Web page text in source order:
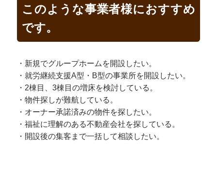
このような事業者様におすすめ
です。
・新規でグループホームを開設したい。
・就労継続支援A型・B型の事業所を開設したい。
・2棟目、3棟目の増床を検討している。
・物件探しが難航している。
・オーナー承諾済みの物件を探したい。
・福祉に理解のある不動産会社を探している。
・開設後の集客まで一括して相談したい。